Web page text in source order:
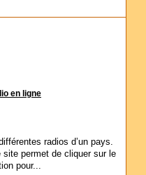
en ligne
radios d’un pays.
site permet de cliquer sur le
pour...